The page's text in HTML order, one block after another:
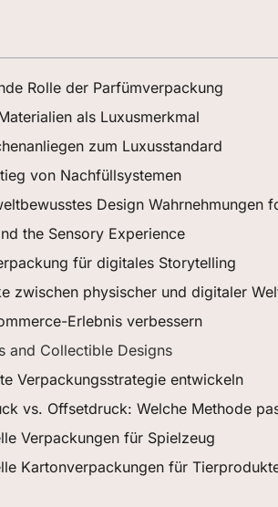
Rolle der Parfümverpackung
als Luxusmerkmal
zum Luxusstandard
von Nachfüllsystemen
Design Wahrnehmungen
the Sensory Experience
für digitales Storytelling
zwischen physischer und digitaler
Erlebnis verbessern
and Collectible Designs
Verpackungsstrategie entwickeln
vs. Offsetdruck: Welche Methode
Verpackungen für Spielzeug
Kartonverpackungen für